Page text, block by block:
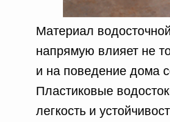
Материал
напрямую влияет не
и на поведение дома
Пластиковые
легкость и